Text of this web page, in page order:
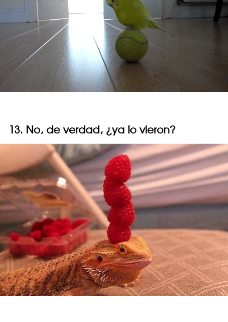
13. No, de verdad, ¿ya lo vieron?